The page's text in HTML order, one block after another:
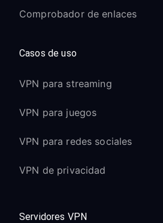
Comprobador de enlaces
Casos de uso
VPN para streaming
VPN para juegos
VPN para redes sociales
VPN de privacidad
Servidores VPN